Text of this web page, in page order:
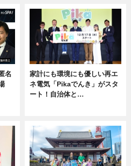
名
家計にも環境にも優しい再エ
ネ電気「Pikaでんき」がスタ
ート！自治体と…